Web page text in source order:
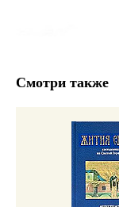
Смотри также